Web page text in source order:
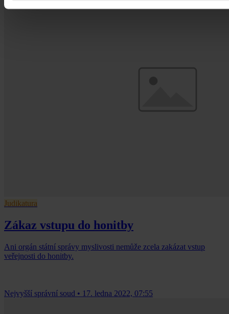
Judikatura
Zákaz vstupu do honitby
Ani orgán státní správy myslivosti nemůže zcela zakázat vstup
veřejnosti do honitby.
Nejvyšší správní soud • 17. ledna 2022, 07:55